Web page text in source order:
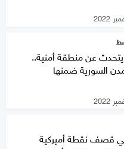
يتحدث عن منطقة أمنية..
السورية ضمنها
قصف نقطة أميركية